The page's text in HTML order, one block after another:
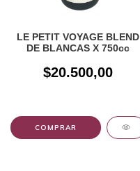
LE PETIT VOYAGE BLEND
DE BLANCAS X 750cc
$20.500,00